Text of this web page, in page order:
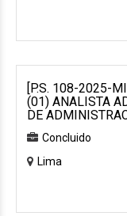
[P.S. 108-2025-
(01) ANALISTA
DE
Concluido
Lima